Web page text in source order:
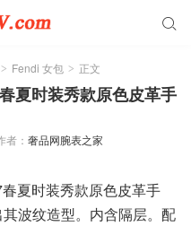

> Fendi 女包 > 正文
夏时装秀款原色皮革手
者： 奢品网腕表之家
夏时装秀款原色皮革手
波纹造型。内含隔层。配